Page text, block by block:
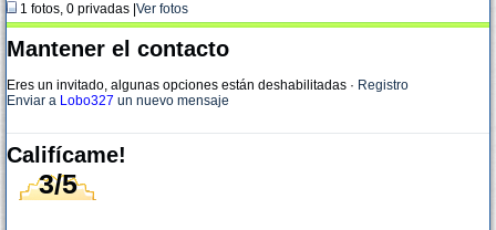
1 fotos, 0 privadas | Ver fotos
Mantener el contacto
Eres un invitado, algunas opciones están deshabilitadas · Registro
Enviar a Lobo327 un nuevo mensaje
Califícame!
3/5